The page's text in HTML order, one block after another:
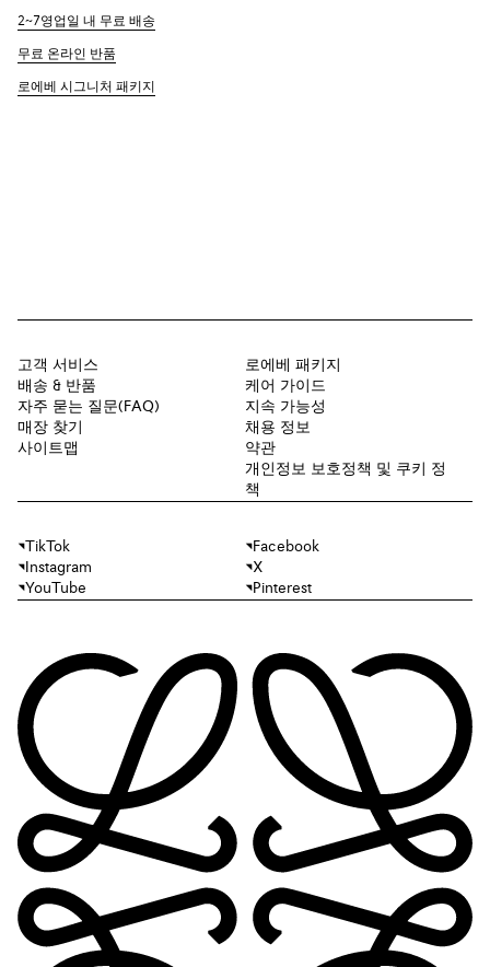
2~7영업일 내 무료 배송
무료 온라인 반품
로에베 시그니처 패키지
고객 서비스
배송 & 반품
자주 묻는 질문(FAQ)
매장 찾기
사이트맵
로에베 패키지
케어 가이드
지속 가능성
채용 정보
약관
개인정보 보호정책 및 쿠키 정
책
TikTok
Facebook
Instagram
X
YouTube
Pinterest